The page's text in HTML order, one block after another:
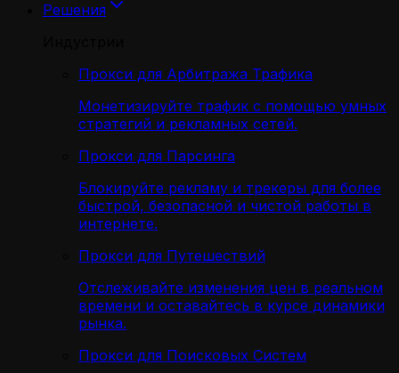
Решения
Прокси для Арбитража Трафика
Монетизируйте трафик с помощью умных
стратегий и рекламных сетей.
Прокси для Парсинга
Блокируйте рекламу и трекеры для более
быстрой, безопасной и чистой работы в
интернете.
Прокси для Путешествий
Отслеживайте изменения цен в реальном
времени и оставайтесь в курсе динамики
рынка.
Прокси для Поисковых Систем